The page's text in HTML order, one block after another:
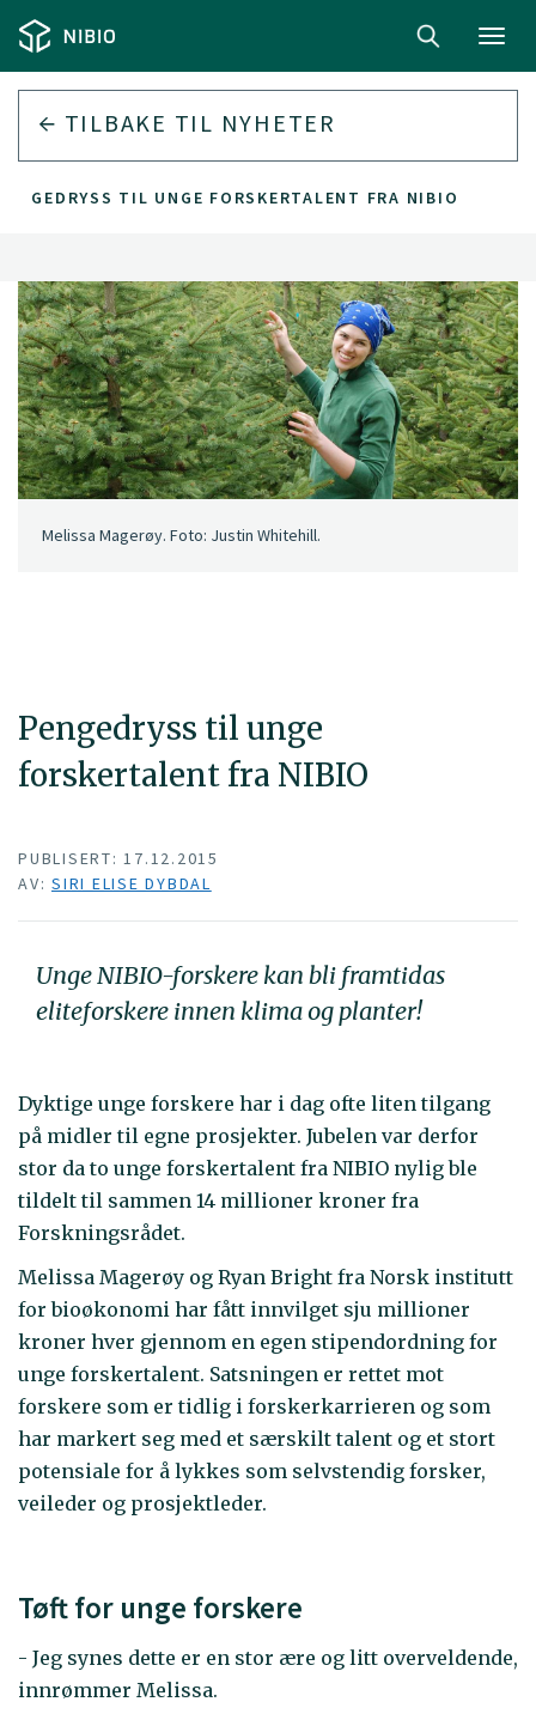
TILBAKE TIL NYHETER
TIL UNGE FORSKERTALENT FRA NIBIO
Pengedryss til unge
forskertalent fra NIBIO
Melissa Magerøy. Foto: Justin Whitehill.
PUBLISERT: 17.12.2015
AV: SIRI ELISE DYBDAL
Unge NIBIO-forskere kan bli framtidas
eliteforskere innen klima og planter!
Dyktige unge forskere har i dag ofte liten tilgang
på midler til egne prosjekter. Jubelen var derfor
stor da to unge forskertalent fra NIBIO nylig ble
tildelt til sammen 14 millioner kroner fra
Forskningsrådet.
Melissa Magerøy og Ryan Bright fra Norsk institutt
for bioøkonomi har fått innvilget sju millioner
kroner hver gjennom en egen stipendordning for
unge forskertalent. Satsningen er rettet mot
forskere som er tidlig i forskerkarrieren og som
har markert seg med et særskilt talent og et stort
potensiale for å lykkes som selvstendig forsker,
veileder og prosjektleder.
Tøft for unge forskere
- Jeg synes dette er en stor ære og litt overveldende,
innrømmer Melissa.